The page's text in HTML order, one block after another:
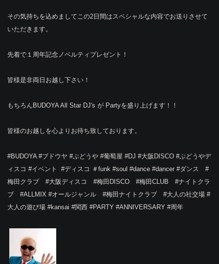
その気持ちを込めましてこの2日間はスペシャルな内容でお送りさせて
いただきます。
先着で１周年記念ノベルティプレゼント！
皆様是非両日お越し下さい！
もちろんBUDOYA All Star DJ's が Partyを盛り上げます！！
皆様のお越しを心よりお待ち致しております。
#BUDOYA #ブドウヤ #ぶどうや #葡萄屋 #DJ‬ ‪#大阪DISCO‬ #ぶどうやデ
ィスコ‪ ‪#イベント‬ ‪‬ ‪#ディスコ‬ ‪‬＃funk‬ ‪#soul‬ ‪#dance‬ ‪#dancer‬ ‪#ダンス‬ #
梅田クラブ #大阪ディスコ #梅田DISCO #梅田CLUB #ナイトクラ
ブ #ALLMIX #オールジャンル #梅田ナイトクラブ #大人の社交場 #
大人の遊び場 #kansai #関西 #PARTY #ANNIVERSARY #周年